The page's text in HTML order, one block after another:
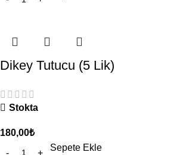
Dikey Tutucu (5 Lik)
Stokta
180,00₺
Sepete Ekle